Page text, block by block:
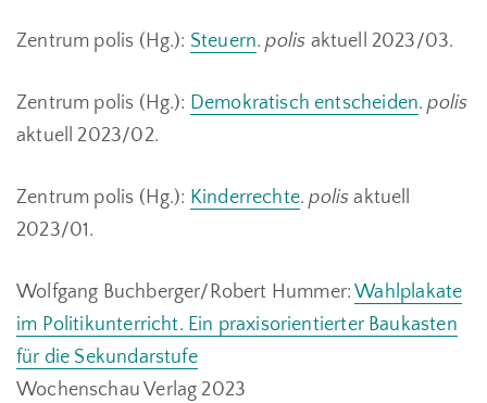
Zentrum polis (Hg.): Steuern.polis aktuell 2023/03.
Zentrum polis (Hg.): Demokratisch entscheiden.polis
aktuell 2023/02.
Zentrum polis (Hg.): Kinderrechte.polis aktuell
2023/01.
Wolfgang Buchberger/Robert Hummer:Wahlplakate
im Politikunterricht. Ein praxisorientierter Baukasten
für die Sekundarstufe
Wochenschau Verlag 2023